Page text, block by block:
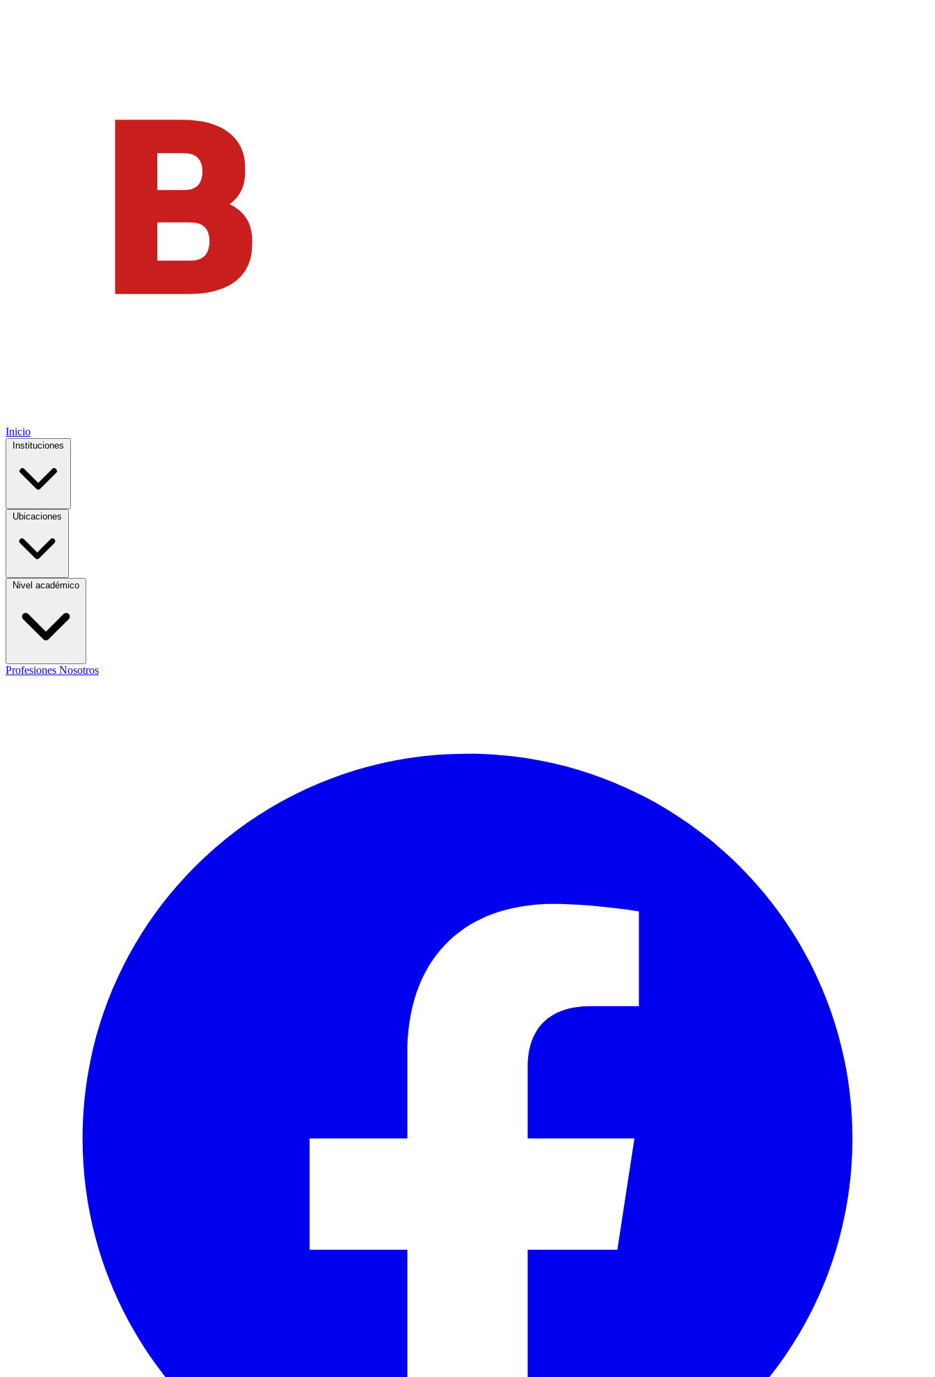
Inicio
Instituciones
Ubicaciones
Nivel académico
Profesiones Nosotros